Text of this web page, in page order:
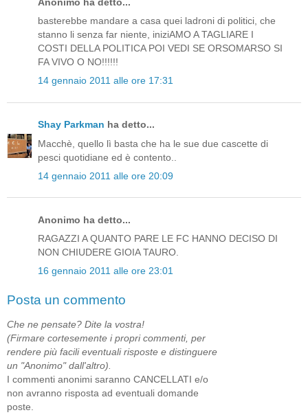
basterebbe mandare a casa quei ladroni di politici, che
stanno li senza far niente, iniziAMO A TAGLIARE I
COSTI DELLA POLITICA POI VEDI SE ORSOMARSO SI
FA VIVO O NO!!!!!!
14 gennaio 2011 alle ore 17:31
Shay Parkman ha detto...
Macchè, quello lì basta che ha le sue due cascette di
pesci quotidiane ed è contento..
14 gennaio 2011 alle ore 20:09
Anonimo ha detto...
RAGAZZI A QUANTO PARE LE FC HANNO DECISO DI
NON CHIUDERE GIOIA TAURO.
16 gennaio 2011 alle ore 23:01
Posta un commento
Che ne pensate? Dite la vostra!
(Firmare cortesemente i propri commenti, per
rendere più facili eventuali risposte e distinguere
un "Anonimo" dall'altro).
I commenti anonimi saranno CANCELLATI e/o
non avranno risposta ad eventuali domande
poste.